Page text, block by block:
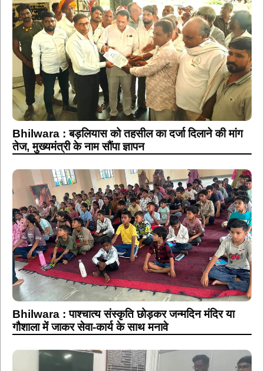
Bhilwara : बड़लियास को तहसील का दर्जा दिलाने की मांग
तेज, मुख्यमंत्री के नाम सौंपा ज्ञापन
Bhilwara : पाश्चात्य संस्कृति छोड़कर जन्मदिन मंदिर या
गौशाला में जाकर सेवा-कार्य के साथ मनावे